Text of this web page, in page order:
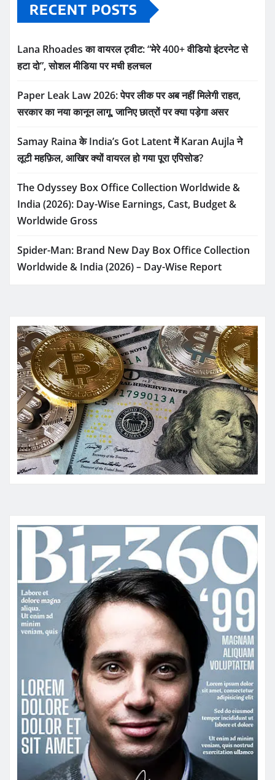
RECENT POSTS
Lana Rhoades का वायरल ट्वीट: “मेरे 400+ वीडियो इंटरनेट से
हटा दो”, सोशल मीडिया पर मची हलचल
Paper Leak Law 2026: पेपर लीक पर अब नहीं मिलेगी राहत,
सरकार का नया कानून लागू, जानिए छात्रों पर क्या पड़ेगा असर
Samay Raina के India’s Got Latent में Karan Aujla ने
लूटी महफ़िल, आखिर क्यों वायरल हो गया पूरा एपिसोड?
The Odyssey Box Office Collection Worldwide &
India (2026): Day-Wise Earnings, Cast, Budget &
Worldwide Gross
Spider-Man: Brand New Day Box Office Collection
Worldwide & India (2026) – Day-Wise Report